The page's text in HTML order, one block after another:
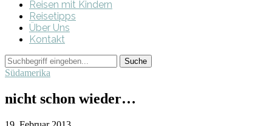
Reisen mit Kindern
Reisetipps
Über Uns
Kontakt
Südamerika
nicht schon wieder…